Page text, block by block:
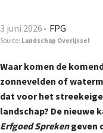
3 juni 2026 FPG
Source: Landschap Overijssel
Waar komen de
zonnevelden of
dat voor het
landschap? De nieuwe
Erfgoed Sprekengeven